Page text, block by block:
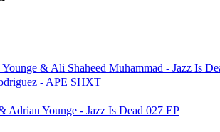
& Ali Shaheed Muhammad - Jazz Is
- APE SHXT
Adrian Younge - Jazz Is Dead 027 EP